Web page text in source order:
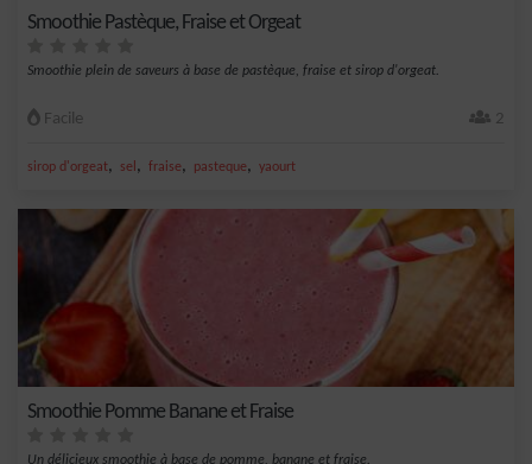
Smoothie Pastèque, Fraise et Orgeat
Smoothie plein de saveurs à base de pastèque, fraise et sirop d'orgeat.
Facile 2
sirop d'orgeat, sel , fraise, pasteque, yaourt
Smoothie Pomme Banane et Fraise
Un délicieux smoothie à base de pomme, banane et fraise.